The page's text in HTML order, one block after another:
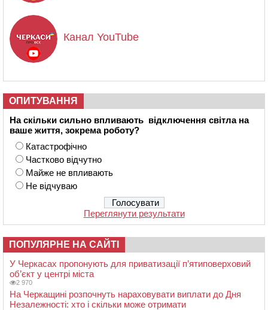
Канал YouTube
ОПИТУВАННЯ
На скільки сильно впливають відключення світла на
ваше життя, зокрема роботу?
Катастрофічно
Частково відчутно
Майже не впливають
Не відчуваю
Переглянути результати
ПОПУЛЯРНЕ НА САЙТІ
У Черкасах пропонують для приватизації п’ятиповерховий
об’єкт у центрі міста
2 970
На Черкащині розпочнуть нараховувати виплати до Дня
Незалежності: хто і скільки може отримати